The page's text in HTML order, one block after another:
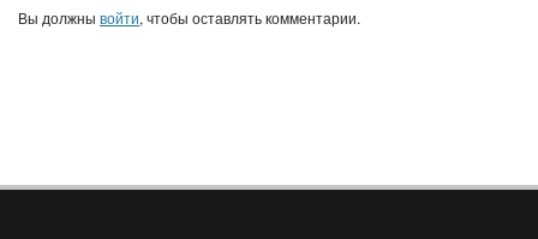
Вы должны войти, чтобы оставлять комментарии.